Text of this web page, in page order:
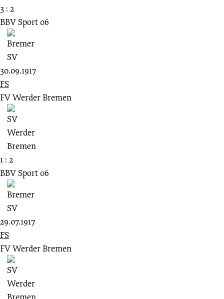
3 : 2
BBV Sport 06
30.09.1917
FS
FV Werder Bremen
1 : 2
BBV Sport 06
29.07.1917
FS
FV Werder Bremen